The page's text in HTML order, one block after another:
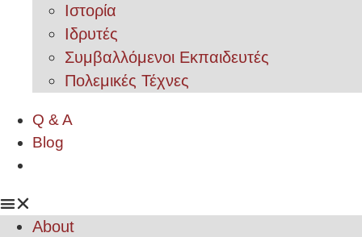
Ιστορία
Ιδρυτές
Συμβαλλόμενοι Εκπαιδευτές
Πολεμικές Τέχνες
Q & A
Blog
About